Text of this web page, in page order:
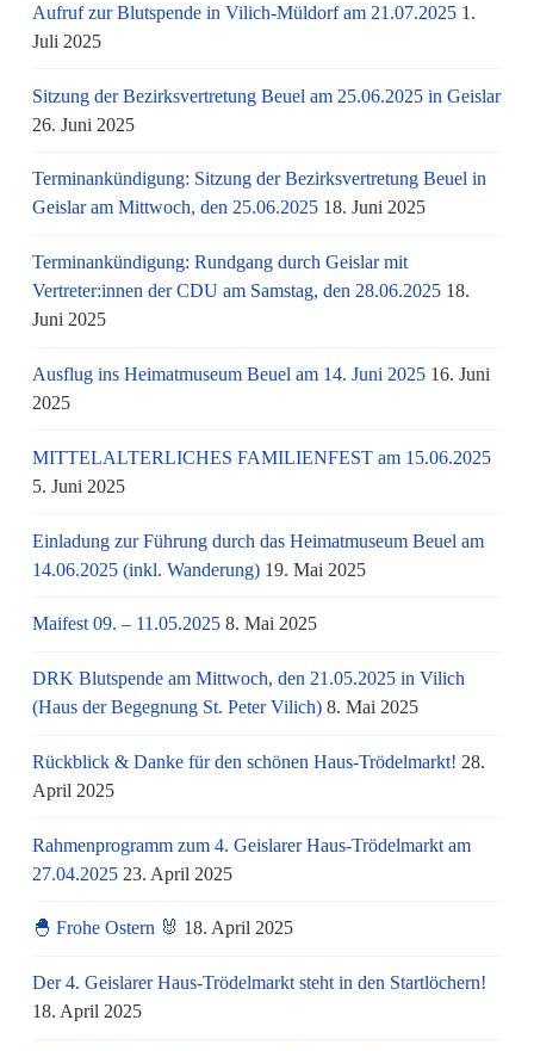
Aufruf zur Blutspende in Vilich-Müldorf am 21.07.2025 1.
Juli 2025
Sitzung der Bezirksvertretung Beuel am 25.06.2025 in Geislar
26. Juni 2025
Terminankündigung: Sitzung der Bezirksvertretung Beuel in
Geislar am Mittwoch, den 25.06.2025 18. Juni 2025
Terminankündigung: Rundgang durch Geislar mit
Vertreter:innen der CDU am Samstag, den 28.06.2025 18.
Juni 2025
Ausflug ins Heimatmuseum Beuel am 14. Juni 2025 16. Juni
2025
MITTELALTERLICHES FAMILIENFEST am 15.06.2025
5. Juni 2025
Einladung zur Führung durch das Heimatmuseum Beuel am
14.06.2025 (inkl. Wanderung) 19. Mai 2025
Maifest 09. – 11.05.2025 8. Mai 2025
DRK Blutspende am Mittwoch, den 21.05.2025 in Vilich
(Haus der Begegnung St. Peter Vilich) 8. Mai 2025
Rückblick & Danke für den schönen Haus-Trödelmarkt! 28.
April 2025
Rahmenprogramm zum 4. Geislarer Haus-Trödelmarkt am
27.04.2025 23. April 2025
🐣 Frohe Ostern 🐰 18. April 2025
Der 4. Geislarer Haus-Trödelmarkt steht in den Startlöchern!
18. April 2025